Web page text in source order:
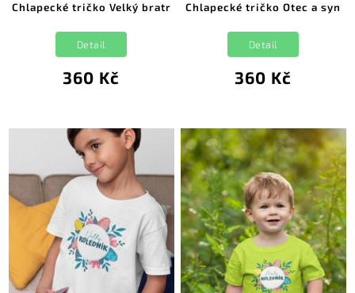
Chlapecké tričko Velký bratr
360 Kč
Detail
Chlapecké tričko Otec a syn
360 Kč
Detail